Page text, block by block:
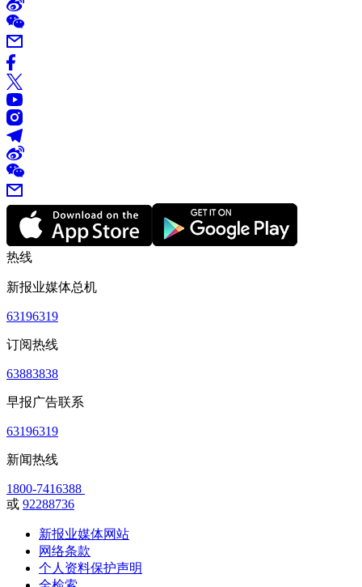
热线
新报业媒体总机
63196319
订阅热线
63883838
早报广告联系
63196319
新闻热线
1800-7416388
或 92288736
新报业媒体网站
网络条款
个人资料保护声明